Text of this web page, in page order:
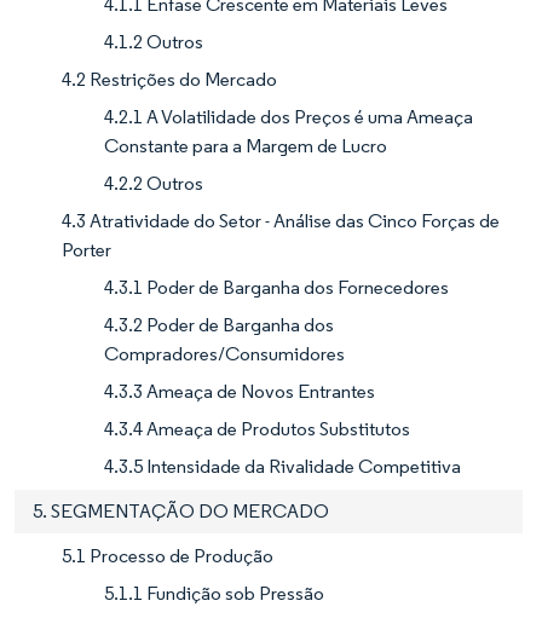
4.1.2 Outros
4.2 Restrições do Mercado
4.2.1 A Volatilidade dos Preços é uma Ameaça
Constante para a Margem de Lucro
4.2.2 Outros
4.3 Atratividade do Setor - Análise das Cinco Forças de
Porter
4.3.1 Poder de Barganha dos Fornecedores
4.3.2 Poder de Barganha dos
Compradores/Consumidores
4.3.3 Ameaça de Novos Entrantes
4.3.4 Ameaça de Produtos Substitutos
4.3.5 Intensidade da Rivalidade Competitiva
5. SEGMENTAÇÃO DO MERCADO
5.1 Processo de Produção
5.1.1 Fundição sob Pressão